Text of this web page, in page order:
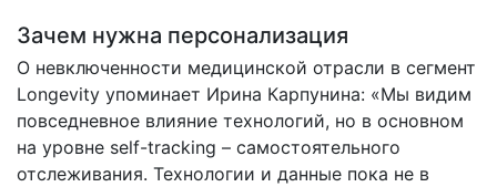
Зачем нужна персонализация
О невключенности медицинской отрасли в сегмент
Longevity упоминает Ирина Карпунина: «Мы видим
повседневное влияние технологий, но в основном
на уровне self-tracking – самостоятельного
отслеживания. Технологии и данные пока не в